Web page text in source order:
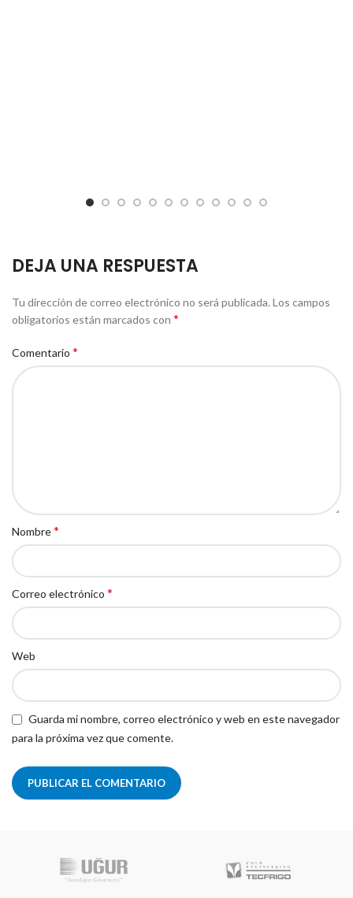
DEJA UNA RESPUESTA
Tu dirección de correo electrónico no será publicada. Los campos
obligatorios están marcados con *
Comentario *
Nombre*
Correo electrónico *
Web
Guarda mi nombre, correo electrónico y web en este navegador
para la próxima vez que comente.
Robot Coupe